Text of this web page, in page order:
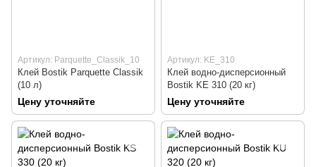
Артикул: Parquette_Classik_10
Клей Bostik Parquette Classik
(10 л)
Цену уточняйте
Артикул: KE_310
Клей водно-дисперсионный
Bostik KE 310 (20 кг)
Цену уточняйте